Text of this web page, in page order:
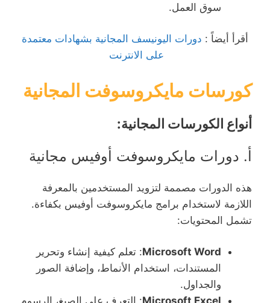
سوق العمل.
أقرأ أيضاً : دورات اليونيسف المجانية بشهادات معتمدة
على الانترنت
كورسات مايكروسوفت المجانية
أنواع الكورسات المجانية:
أ. دورات مايكروسوفت أوفيس مجانية
هذه الدورات مصممة لتزويد المستخدمين بالمعرفة
اللازمة لاستخدام برامج مايكروسوفت أوفيس بكفاءة.
تشمل المحتويات:
Microsoft Word: تعلم كيفية إنشاء وتحرير
المستندات، استخدام الأنماط، وإضافة الصور
والجداول.